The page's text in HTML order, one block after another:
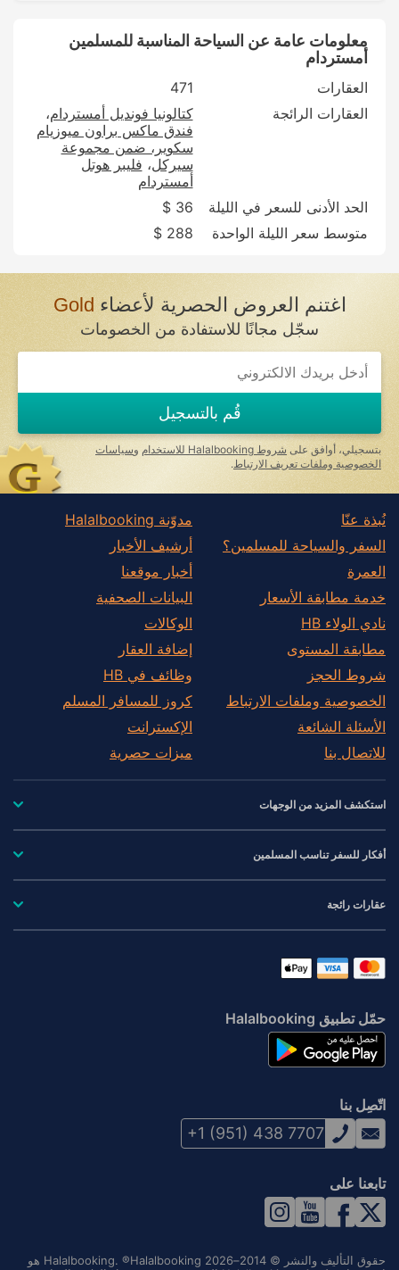
معلومات عامة عن السياحة المناسبة للمسلمين
أمستردام
العقارات
471
العقارات الرائجة
كتالونيا فونديل أمستردام
فندق ماكس براون ميوزيام
سكوير، ضمن مجموعة
سيركل فليبر هوتل
أمستردام
الحد الأدنى للسعر في الليلة
36 $
متوسط سعر الليلة الواحدة
288 $
اغتنم العروض الحصرية لأعضاءGold
سجّل مجانًا للاستفادة من الخصومات
قُم بالتسجيل
بتسجيلي، أوافق على شروط Halalbooking للاستخدام وسياسات
الخصوصية وملفات تعريف الارتباط .
نُبذة عنّا
السفر والسياحة للمسلمين؟
العمرة
خدمة مطابقة الأسعار
نادي الولاء HB
مطابقة المستوى
شروط الحجز
الخصوصية وملفات الارتباط
الأسئلة الشائعة
للاتصال بنا
مدوّنة Halalbooking
أرشيف الأخبار
أخبار موقعنا
البيانات الصحفية
الوكالات
إضافة العقار
وظائف في HB
كروز للمسافر المسلم
الإكسترانت
ميزات حصرية
استكشف المزيد من الوجهات
أفكار للسفر تناسب المسلمين
عقارات رائجة
حمّل تطبيق Halalbooking
اتّصِل بنا
+1 (951) 438 7707
تابعنا على
حقوق التأليف والنشر © 2014–2026 Halalbooking. ®Halalbooking هو